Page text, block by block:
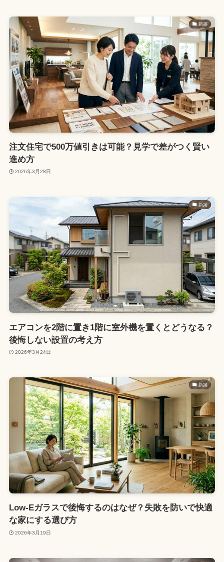
新築
注文住宅で500万値引きは可能？見学で差がつく賢い
進め方
2026年3月28日
新築
エアコンを2階に置き1階に室外機を置くとどうなる？
後悔しない設置の考え方
2026年3月24日
新築
Low-Eガラスで後悔するのはなぜ？失敗を防いで快適
な家にする選び方
2026年3月19日